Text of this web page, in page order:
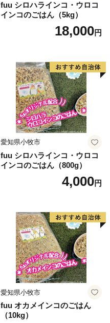
fuu シロハラインコ・ウロコ
インコのごはん（5kg）
18,000円
愛知県小牧市
fuu シロハラインコ・ウロコ
インコのごはん（800g）
4,000円
愛知県小牧市
fuu オカメインコのごはん
（10kg）